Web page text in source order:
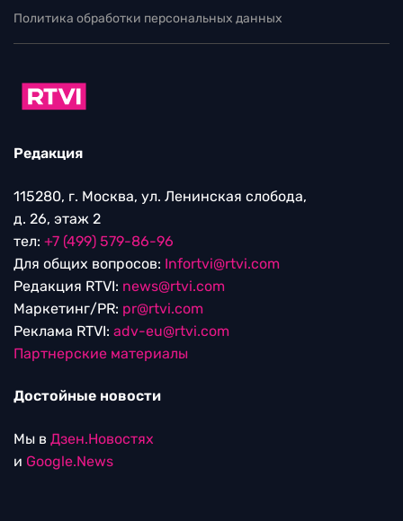
Политика обработки персональных данных
Редакция
115280, г. Москва, ул. Ленинская слобода,
д. 26, этаж 2
тел: +7 (499) 579-86-96
Для общих вопросов: Infortvi@rtvi.com
Редакция RTVI: news@rtvi.com
Маркетинг/PR: pr@rtvi.com
Реклама RTVI: adv-eu@rtvi.com
Партнерские материалы
Достойные новости
Мы в Дзен.Новостях
и Google.News